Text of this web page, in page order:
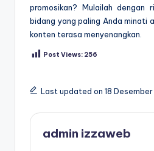
promosikan? Mulailah dengan
bidang yang paling Anda minati
konten terasa menyenangkan.
Post Views: 256
Tags:Last updated on 18
admin izzaweb